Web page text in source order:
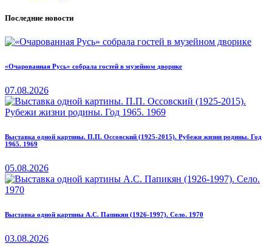
Последние новости
«Очарованная Русь» собрала гостей в музейном дворике
07.08.2026
Выставка одной картины. П.П. Оссовский (1925-2015). Рубежи жизни родины. Год
1965. 1969
05.08.2026
Выставка одной картины А.С. Папикян (1926-1997). Село. 1970
03.08.2026